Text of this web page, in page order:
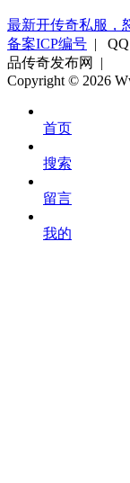
最新开传奇私服，
备案ICP编号 | QQ
品传奇发布网 |
Copyright © 2026
首页
搜索
留言
我的